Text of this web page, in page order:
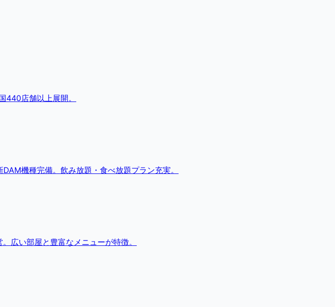
440店舗以上展開。
機種完備。飲み放題・食べ放題プラン充実。
広い部屋と豊富なメニューが特徴。